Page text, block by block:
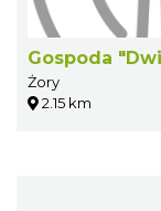
Gospoda
Żory
2.15 km